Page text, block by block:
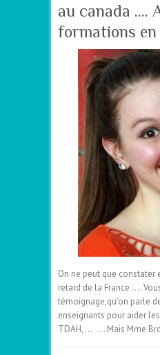
au canada ….
formations en
On ne peut que constater
retard de la France ….
témoignage,qu’on parle
enseignants pour aider
TDAH, … … Mais Mme